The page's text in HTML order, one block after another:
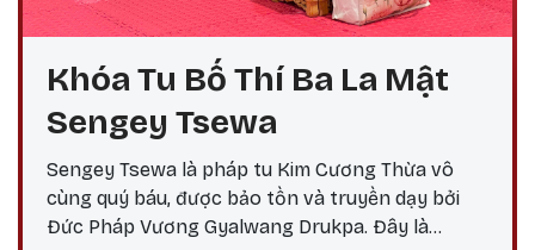
Khóa Tu Bố Thí Ba La Mật
Sengey Tsewa
Sengey Tsewa là pháp tu Kim Cương Thừa vô
cùng quý báu, được bảo tồn và truyền dạy bởi
Đức Pháp Vương Gyalwang Drukpa. Đây là